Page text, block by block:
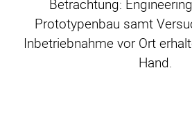
Betrachtung:
Prototypenbau samt
Inbetriebnahme vor Ort
Hand.